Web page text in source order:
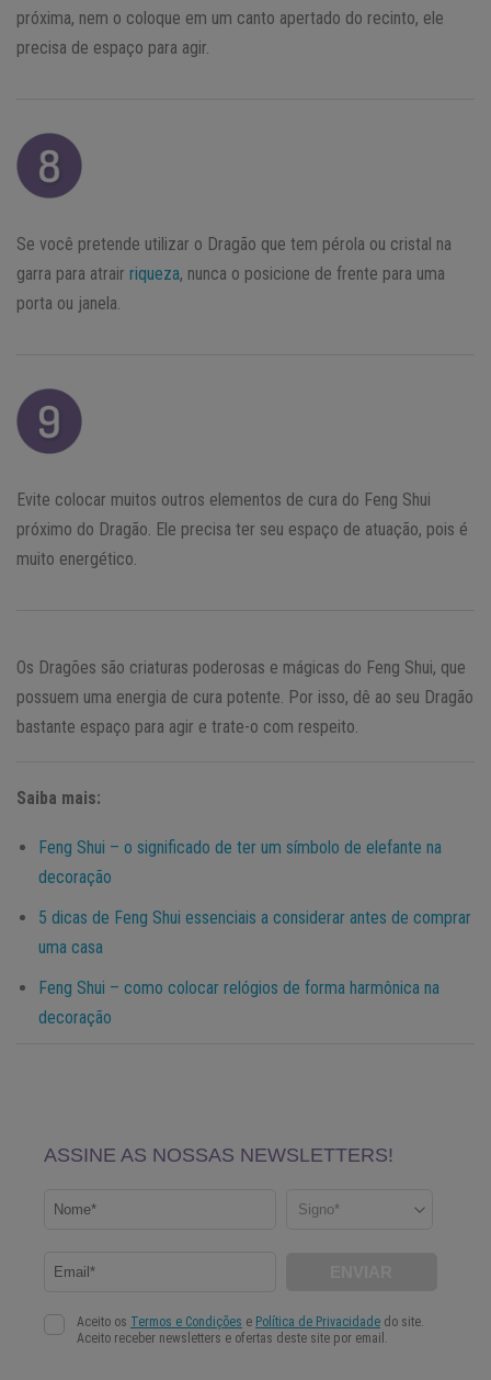
próxima, nem o coloque em um canto apertado do recinto, ele
precisa de espaço para agir.
Se você pretende utilizar o Dragão que tem pérola ou cristal na
garra para atrair riqueza, nunca o posicione de frente para uma
porta ou janela.
Evite colocar muitos outros elementos de cura do Feng Shui
próximo do Dragão. Ele precisa ter seu espaço de atuação, pois é
muito energético.
Os Dragões são criaturas poderosas e mágicas do Feng Shui, que
possuem uma energia de cura potente. Por isso, dê ao seu Dragão
bastante espaço para agir e trate-o com respeito.
Saiba mais:
Feng Shui – o significado de ter um símbolo de elefante na
decoração
5 dicas de Feng Shui essenciais a considerar antes de comprar
uma casa
Feng Shui – como colocar relógios de forma harmônica na
decoração